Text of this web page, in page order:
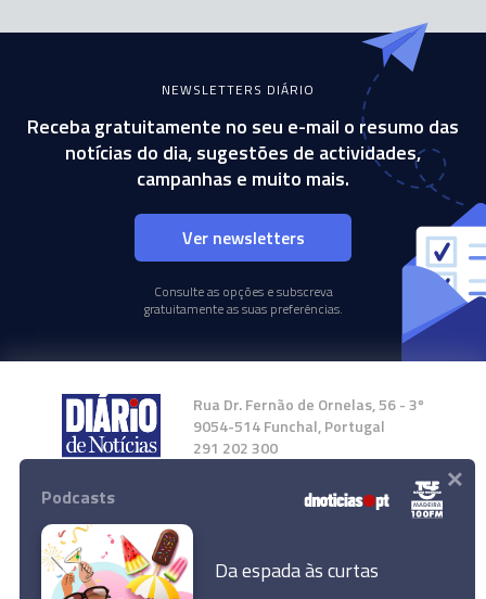
NEWSLETTERS DIÁRIO
Receba gratuitamente no seu e-mail o resumo das
notícias do dia, sugestões de actividades,
campanhas e muito mais.
Ver newsletters
Consulte as opções e subscreva
gratuitamente as suas preferências.
Rua Dr. Fernão de Ornelas, 56 - 3º
9054-514 Funchal, Portugal
291 202 300
Instale a nossa App
Podcasts
Da espada às curtas
×